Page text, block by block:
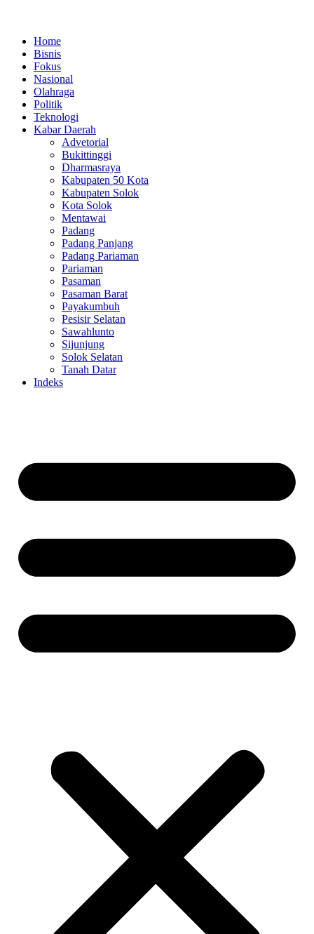
kontenHome
Bisnis
Fokus
Nasional
Olahraga
Politik
Teknologi
Kabar Daerah
Advetorial
Bukittinggi
Dharmasraya
Kabupaten 50 Kota
Kabupaten Solok
Kota Solok
Mentawai
Padang
Padang Panjang
Padang Pariaman
Pariaman
Pasaman
Pasaman Barat
Payakumbuh
Pesisir Selatan
Sawahlunto
Sijunjung
Solok Selatan
Tanah Datar
Indeks